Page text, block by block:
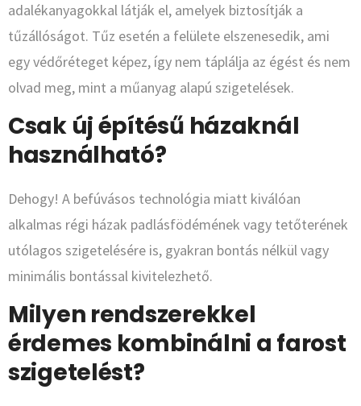
adalékanyagokkal látják el, amelyek biztosítják a
tűzállóságot. Tűz esetén a felülete elszenesedik, ami
egy védőréteget képez, így nem táplálja az égést és nem
olvad meg, mint a műanyag alapú szigetelések.
Csak új építésű házaknál
használható?
Dehogy! A befúvásos technológia miatt kiválóan
alkalmas régi házak padlásfödémének vagy tetőterének
utólagos szigetelésére is, gyakran bontás nélkül vagy
minimális bontással kivitelezhető.
Milyen rendszerekkel
érdemes kombinálni a farost
szigetelést?